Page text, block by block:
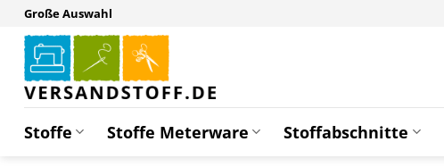
Zum
Inhalt
springen
Große Auswahl
Stoffe Stoffe Meterware Stoffabschnitte